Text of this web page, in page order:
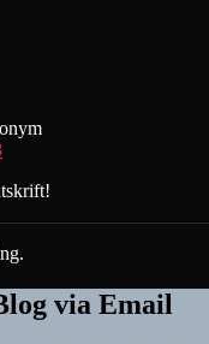
via Email